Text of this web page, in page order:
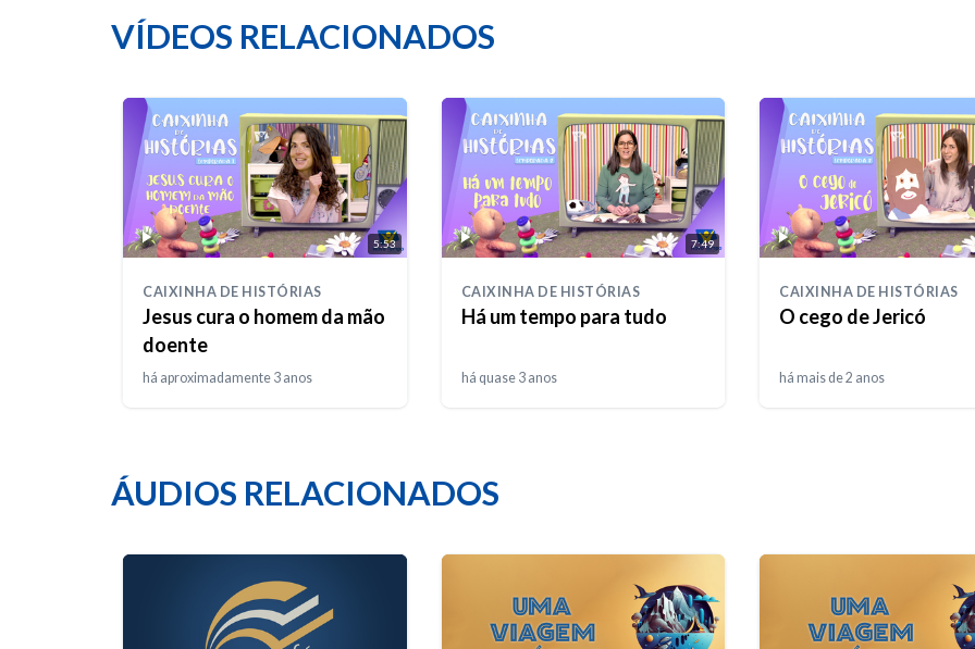
VÍDEOS RELACIONADOS
5:53
CAIXINHA DE HISTÓRIAS
Jesus cura o homem da mão
doente
há aproximadamente 3 anos
7:49
CAIXINHA DE HISTÓRIAS
Há um tempo para tudo
há quase 3 anos
CAIXINHA DE HISTÓRIAS
O cego de Jericó
há mais de 2 anos
ÁUDIOS RELACIONADOS